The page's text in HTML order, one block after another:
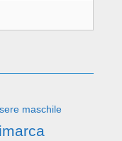
maschile